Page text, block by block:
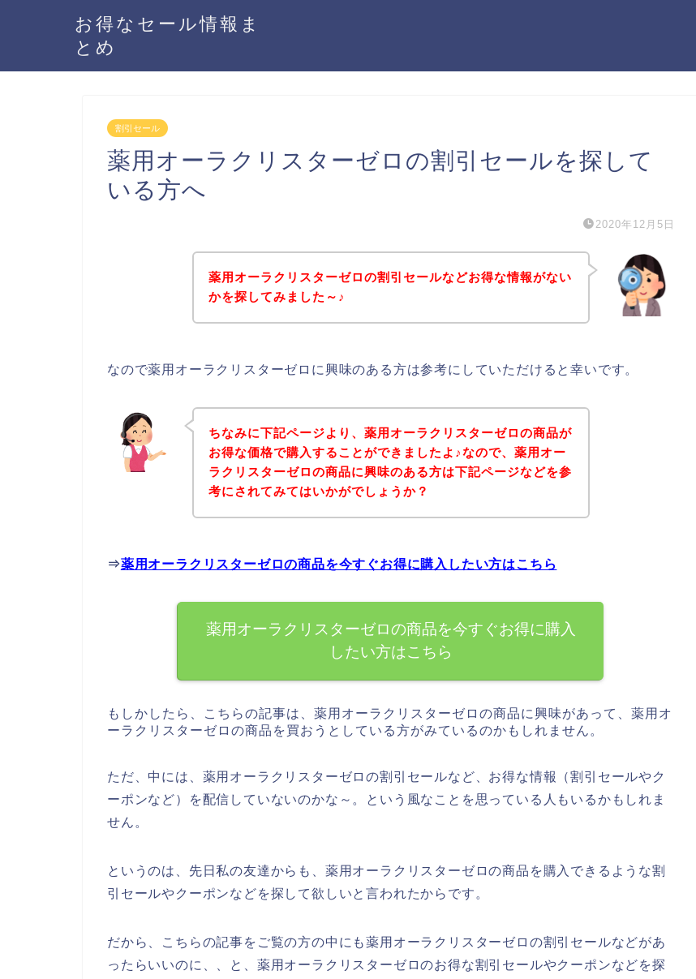
お得なセール情報ま
とめ
割引セール
薬用オーラクリスターゼロの割引セールを探して
いる方へ
2020年12月5日
薬用オーラクリスターゼロの割引セールなどお得な情報がない
かを探してみました～♪
なので薬用オーラクリスターゼロに興味のある方は参考にしていただけると幸いです。
ちなみに下記ページより、薬用オーラクリスターゼロの商品が
お得な価格で購入することができましたよ♪なので、薬用オー
ラクリスターゼロの商品に興味のある方は下記ページなどを参
考にされてみてはいかがでしょうか？
⇒薬用オーラクリスターゼロの商品を今すぐお得に購入したい方はこちら
薬用オーラクリスターゼロの商品を今すぐお得に購入
したい方はこちら
もしかしたら、こちらの記事は、薬用オーラクリスターゼロの商品に興味があって、薬用オ
ーラクリスターゼロの商品を買おうとしている方がみているのかもしれません。
ただ、中には、薬用オーラクリスターゼロの割引セールなど、お得な情報（割引セールやク
ーポンなど）を配信していないのかな～。という風なことを思っている人もいるかもしれま
せん。
というのは、先日私の友達からも、薬用オーラクリスターゼロの商品を購入できるような割
引セールやクーポンなどを探して欲しいと言われたからです。
だから、こちらの記事をご覧の方の中にも薬用オーラクリスターゼロの割引セールなどがあ
ったらいいのに、、と、薬用オーラクリスターゼロのお得な割引セールやクーポンなどを探